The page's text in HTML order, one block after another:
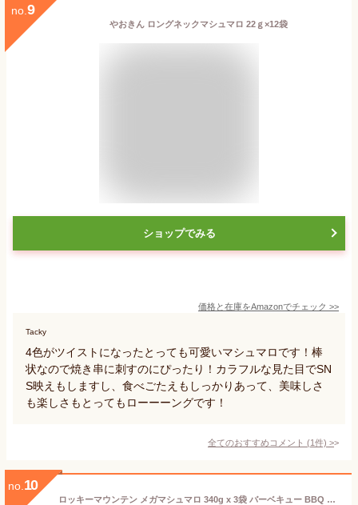
no. 9
やおきん ロングネックマシュマロ 22ｇ×12袋
ショップでみる
価格と在庫をAmazonでチェック >>
Tacky
4色がツイストになったとっても可愛いマシュマロです！棒
状なので焼き串に刺すのにぴったり！カラフルな見た目でSN
S映えもしますし、食べごたえもしっかりあって、美味しさ
も楽しさもとってもローーーングです！
全てのおすすめコメント (1件) >
no. 10
ロッキーマウンテン メガマシュマロ 340g x 3袋 バーベキュー BBQ 特大サイズ